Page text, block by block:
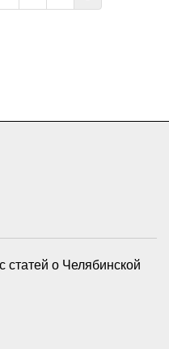
статей о Челябинской